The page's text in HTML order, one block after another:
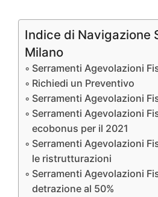
Indice di Navigazione
Milano
Serramenti Agevolazioni
Richiedi un Preventivo
Serramenti Agevolazioni
Serramenti Agevolazioni
ecobonus per il 2021
Serramenti Agevolazioni
le ristrutturazioni
Serramenti Agevolazioni
detrazione al 50%